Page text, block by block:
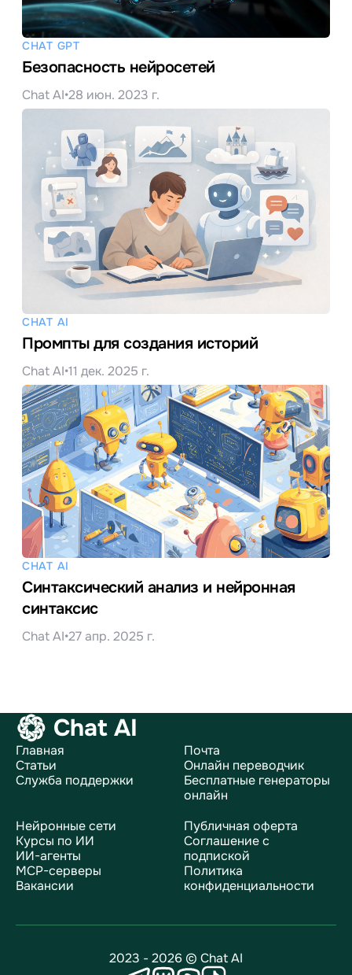
CHAT GPT
Безопасность нейросетей
Chat AI•28 июн. 2023 г.
CHAT AI
Промпты для создания историй
Chat AI•11 дек. 2025 г.
CHAT AI
Синтаксический анализ и нейронная
синтаксис
Chat AI•27 апр. 2025 г.
Chat AI
Главная
Статьи
Служба поддержки
Почта
Онлайн переводчик
Бесплатные генераторы
онлайн
Нейронные сети
Курсы по ИИ
ИИ-агенты
MCP-серверы
Вакансии
Публичная оферта
Соглашение с
подпиской
Политика
конфиденциальности
2023 - 2026 © Chat AI